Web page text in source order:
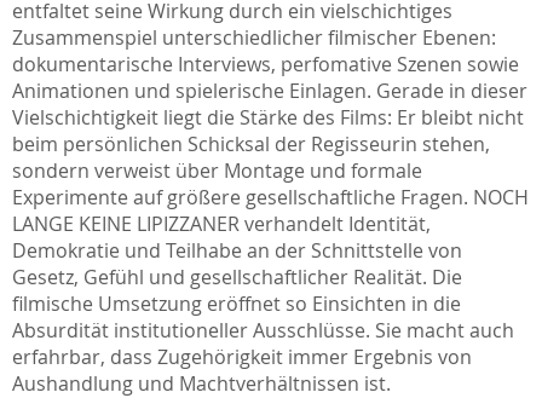
entfaltet seine Wirkung durch ein vielschichtiges
Zusammenspiel unterschiedlicher filmischer Ebenen:
dokumentarische Interviews, perfomative Szenen sowie
Animationen und spielerische Einlagen. Gerade in dieser
Vielschichtigkeit liegt die Stärke des Films: Er bleibt nicht
beim persönlichen Schicksal der Regisseurin stehen,
sondern verweist über Montage und formale
Experimente auf größere gesellschaftliche Fragen. NOCH
LANGE KEINE LIPIZZANER verhandelt Identität,
Demokratie und Teilhabe an der Schnittstelle von
Gesetz, Gefühl und gesellschaftlicher Realität. Die
filmische Umsetzung eröffnet so Einsichten in die
Absurdität institutioneller Ausschlüsse. Sie macht auch
erfahrbar, dass Zugehörigkeit immer Ergebnis von
Aushandlung und Machtverhältnissen ist.